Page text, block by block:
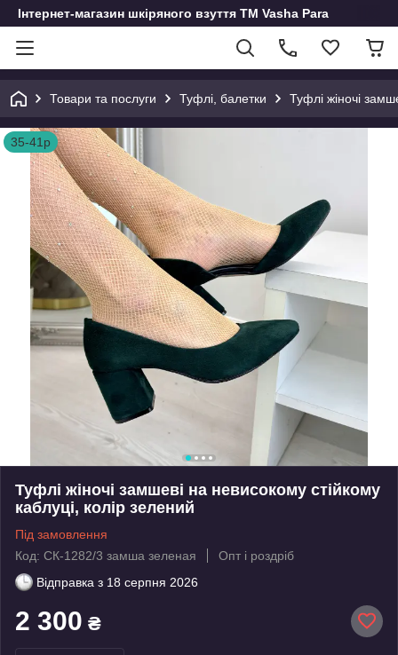
Інтернет-магазин шкіряного взуття ТМ Vasha Para
Товари та послуги Туфлі, балетки Туфлі жіночі
35-41р
Туфлі жіночі замшеві на невисокому стійкому
каблуці, колір зелений
Під замовлення
Код: СК-1282/3 замша зеленая
Опт і роздріб
Відправка з 18 серпня 2026
2 300 ₴